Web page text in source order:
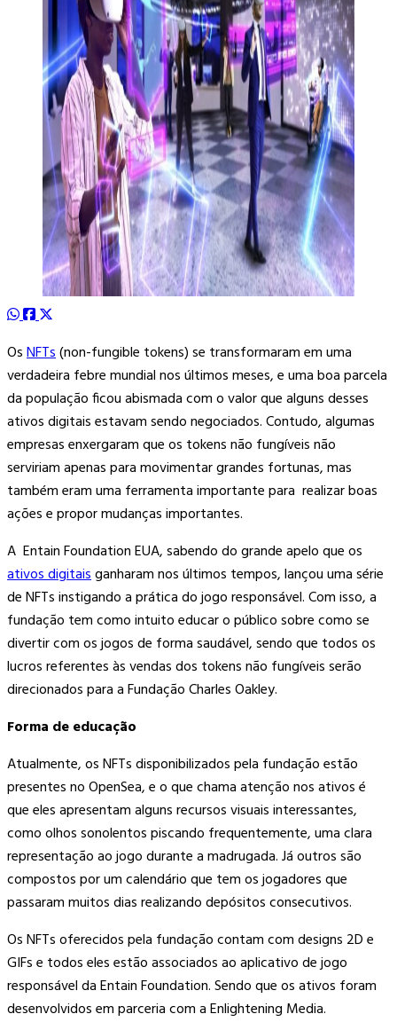
OsNFTs(non-fungible tokens) se transformaram em uma
verdadeira febre mundial nos últimos meses, e uma boa parcela
da população ficou abismada com o valor que alguns desses
ativos digitais estavam sendo negociados. Contudo, algumas
empresas enxergaram que os tokens não fungíveis não
serviriam apenas para movimentar grandes fortunas, mas
também eram uma ferramenta importante para realizar boas
ações e propor mudanças importantes.
A Entain Foundation EUA, sabendo do grande apelo que os
ativos digitaisganharam nos últimos tempos, lançou uma série
de NFTs instigando a prática do jogo responsável. Com isso, a
fundação tem como intuito educar o público sobre como se
divertir com os jogos de forma saudável, sendo que todos os
lucros referentes às vendas dos tokens não fungíveis serão
direcionados para a Fundação Charles Oakley.
Forma de educação
Atualmente, os NFTs disponibilizados pela fundação estão
presentes no OpenSea, e o que chama atenção nos ativos é
que eles apresentam alguns recursos visuais interessantes,
como olhos sonolentos piscando frequentemente, uma clara
representação ao jogo durante a madrugada. Já outros são
compostos por um calendário que tem os jogadores que
passaram muitos dias realizando depósitos consecutivos.
Os NFTs oferecidos pela fundação contam com designs 2D e
GIFs e todos eles estão associados ao aplicativo de jogo
responsável da Entain Foundation. Sendo que os ativos foram
desenvolvidos em parceria com a Enlightening Media.